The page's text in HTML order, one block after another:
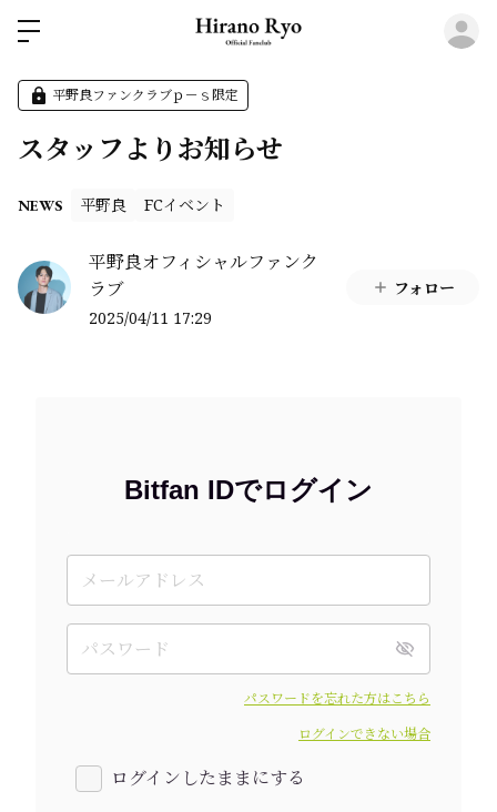
平野良ファンクラブｐ－ｓ限定
スタッフよりお知らせ
NEWS 平野良 FCイベント
平野良オフィシャルファンク
ラブ
2025/04/11 17:29
フォロー
Bitfan IDでログイン
パスワードを忘れた方はこちら
ログインできない場合
ログインしたままにする